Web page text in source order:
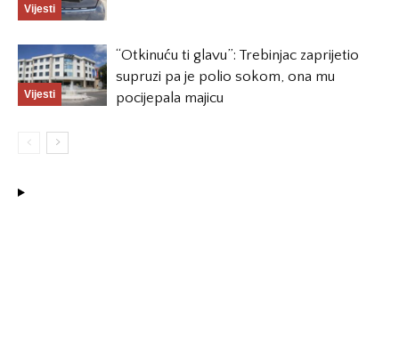
Vijesti
Vijesti
“Otkinuću ti glavu”: Trebinjac zaprijetio
supruzi pa je polio sokom, ona mu
pocijepala majicu